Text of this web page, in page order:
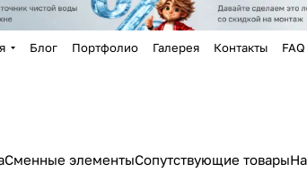
Блог Портфолио Галерея Контакты FAQ
Сменные элементыСопутствующие товары